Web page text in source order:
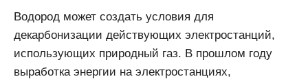
Водород может создать условия для
декарбонизации действующих электростанций,
использующих природный газ. В прошлом году
выработка энергии на электростанциях,